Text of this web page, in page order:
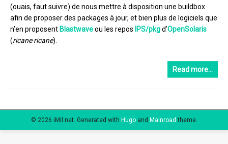
(ouais, faut suivre) de nous mettre à disposition une buildbox
afin de proposer des packages à jour, et bien plus de logiciels que
n’en proposent Blastwaveou les repos IPS/pkgd’OpenSolaris
(ricane ricane).
Read more…
© 2026 iMil.net. Generated with Hugoand Mainroad theme.